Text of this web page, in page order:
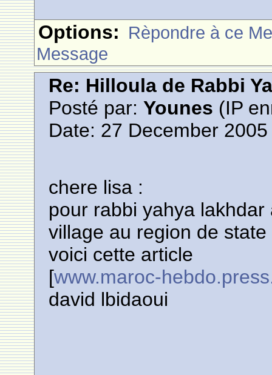
Options: Rèpondre à ce
Message
Re: Hilloula de Rabbi
Posté par:Younes (IP
Date: 27 December
chere lisa :
pour rabbi yahya
village au region de
voici cette article
[www.maroc-
david lbidaoui